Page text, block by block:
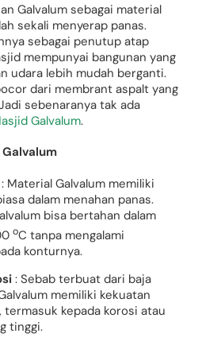
Galvalum sebagai material
sekali menyerap panas.
sebagai penutup atap
mempunyai bangunan yang
udara lebih mudah berganti.
dari membrant aspalt yang
sebenaranya tak ada
Galvalum.
: Material Galvalum memiliki
dalam menahan panas.
bisa bertahan dalam
oC tanpa mengalami
konturnya.
: Sebab terbuat dari baja
memiliki kekuatan
termasuk kepada korosi atau
tinggi.